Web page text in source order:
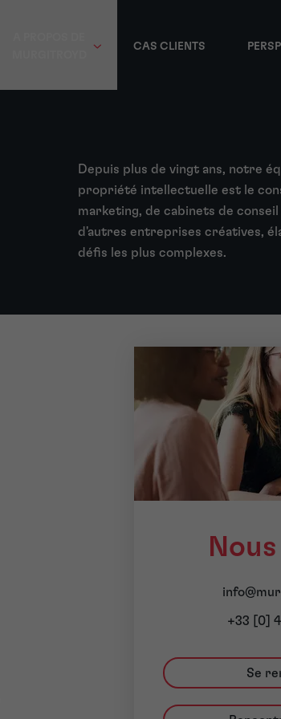
CAS CLIENTS
Depuis plus de vingt ans, notre
propriété intellectuelle est le
marketing, de cabinets de
d'autres entreprises créatives,
défis les plus complexes.
+33 [0]
Se